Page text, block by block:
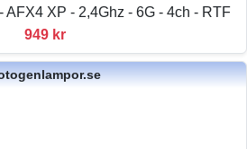
AFX4 XP - 2,4Ghz - 6G - 4ch - RTF
949 kr